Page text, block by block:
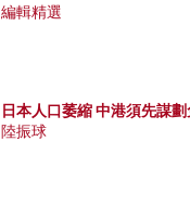
編輯精選
日本人口萎縮 中港須先謀
陸振球